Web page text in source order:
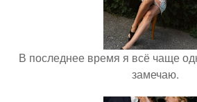
В последнее время я всё чаще
замечаю.